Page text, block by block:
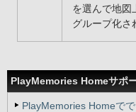
PlayMemories Homeサポ
PlayMemories Homeで
を選んで地図
グループ化さ